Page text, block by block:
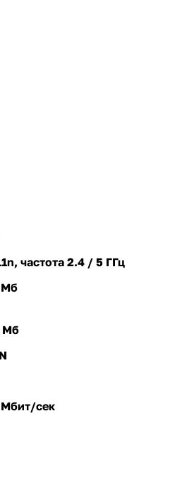
частота 2.4 / 5 ГГц
Мб
Мб
сек